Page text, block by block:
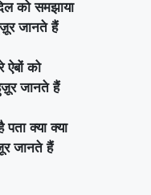
को समझाया
जानते हैं
ऐबों को
जानते हैं
क्या क्या
जानते हैं